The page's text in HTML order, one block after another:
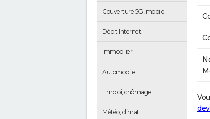
Couverture 5G, mobile
Débit Internet
Immobilier
Automobile
Emploi, chômage
Météo, climat